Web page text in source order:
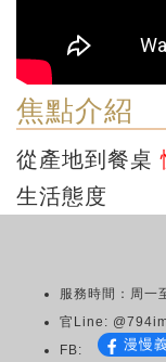
焦點介紹
從產地到餐桌
生活態度
服務時間：周
官Line:
FB: 漫慢